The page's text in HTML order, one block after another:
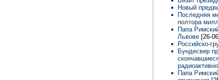
Новый
Последняя
полтора
Папа
Львове [26-
Российско-
Бундесвер
Папа